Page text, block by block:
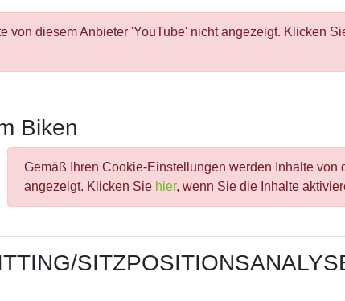
von diesem Anbieter 'YouTube' nicht angezeigt. Klicken
Biken
Gemäß Ihren Cookie-Einstellungen werden Inhalte von
angezeigt. Klicken Sie hier, wenn Sie die Inhalte